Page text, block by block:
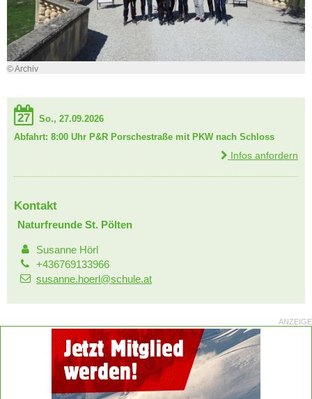
© Archiv
27
So., 27.09.2026
Abfahrt: 8:00 Uhr P&R Porschestraße mit PKW nach Schloss
Infos anfordern
Kontakt
Naturfreunde St. Pölten
Susanne Hörl
+436769133966
susanne.hoerl@schule.at
ANZEIGE